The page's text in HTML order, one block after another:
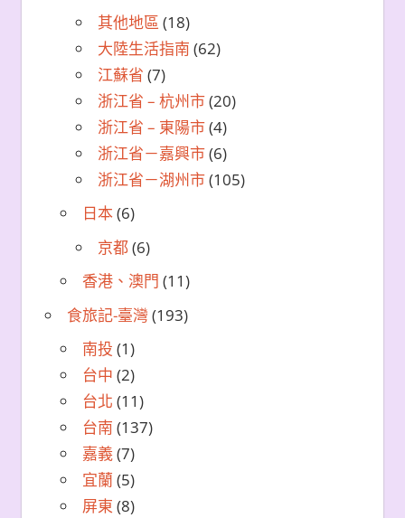
其他地區 (18)
大陸生活指南 (62)
江蘇省 (7)
浙江省 – 杭州市(20)
浙江省 – 東陽市(4)
浙江省－嘉興市(6)
浙江省－湖州市(105)
日本(6)
京都(6)
香港、澳門 (11)
食旅記-臺灣 (193)
南投 (1)
台中 (2)
台北 (11)
台南 (137)
嘉義(7)
宜蘭 (5)
屏東 (8)